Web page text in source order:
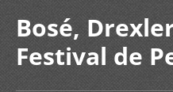
Bosé,
Festival de